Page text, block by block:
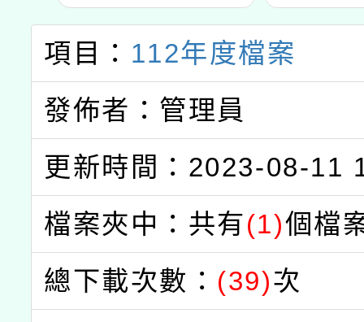
項目： 112年度檔案
發佈者：管理員
更新時間：2023-08-11
檔案夾中：共有(1)個檔
總下載次數： (39)次